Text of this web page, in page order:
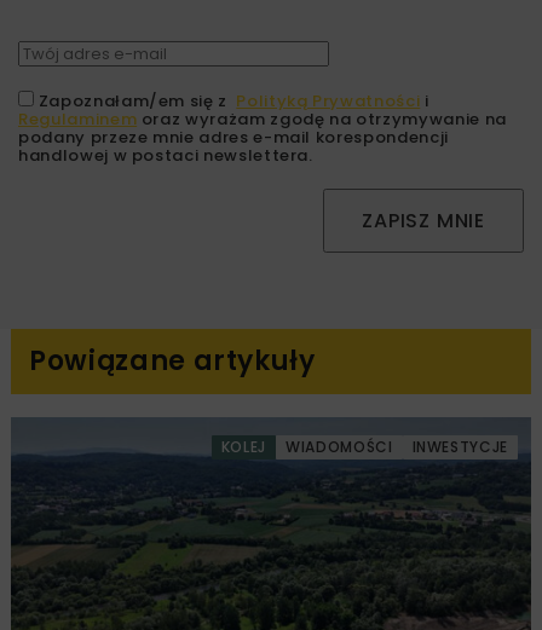
Zapoznałam/em się z Polityką Prywatności i
Regulaminem oraz wyrażam zgodę na otrzymywanie na
podany przeze mnie adres e-mail korespondencji
handlowej w postaci newslettera.
ZAPISZ MNIE
Powiązane artykuły
KOLEJ WIADOMOŚCI INWESTYCJE